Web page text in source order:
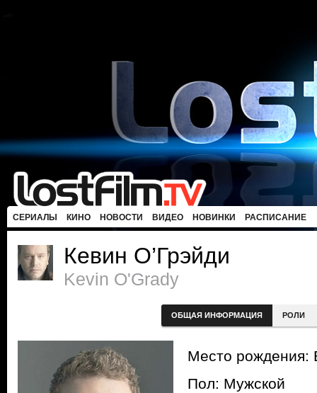
СЕРИАЛЫ КИНО НОВОСТИ ВИДЕО НОВИНКИ РАСПИСАНИЕ
Кевин О’Грэйди
Kevin O'Grady
ОБЩАЯ ИНФОРМАЦИЯ РОЛИ
Место рождения:
Пол: Мужской